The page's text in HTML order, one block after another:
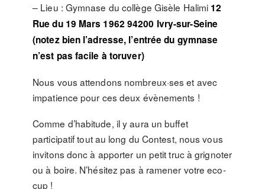
– Lieu : Gymnase du collège Gisèle Halimi 12
Rue du 19 Mars 1962 94200 Ivry-sur-Seine
(notez bien l’adresse, l’entrée du gymnase
n’est pas facile à toruver)
Nous vous attendons nombreux·ses et avec
impatience pour ces deux évènements !
Comme d’habitude, il y aura un buffet
participatif tout au long du Contest, nous vous
invitons donc à apporter un petit truc à grignoter
ou à boire. N’hésitez pas à ramener votre eco-
cup !